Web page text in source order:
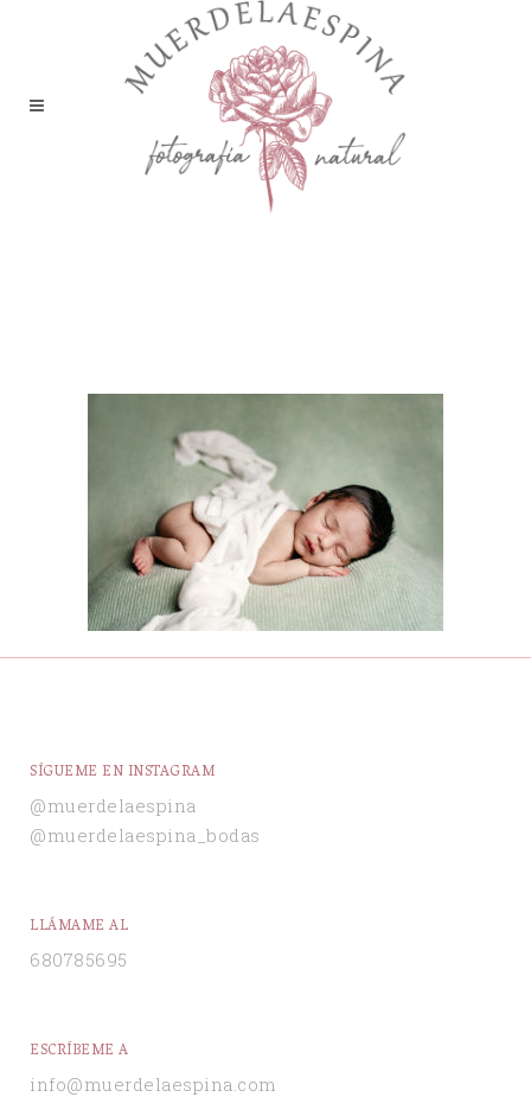
SÍGUEME EN INSTAGRAM
@muerdelaespina
@muerdelaespina_bodas
LLÁMAME AL
680785695
ESCRÍBEME A
info@muerdelaespina.com